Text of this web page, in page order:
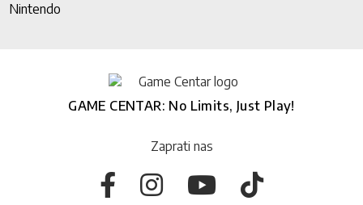
Nintendo
GAME CENTAR: No Limits, Just Play!
Zaprati nas